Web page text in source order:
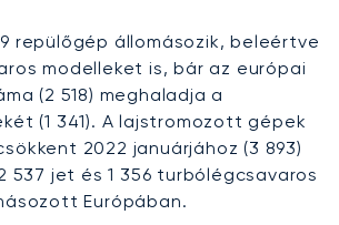
repülőgép állomásozik, beleértve
modelleket is, bár az európai
(2 518) meghaladja a
(1 341). A lajstromozott gépek
2022 januárjához (3 893)
537 jet és 1 356 turbólégcsavaros
Európában.